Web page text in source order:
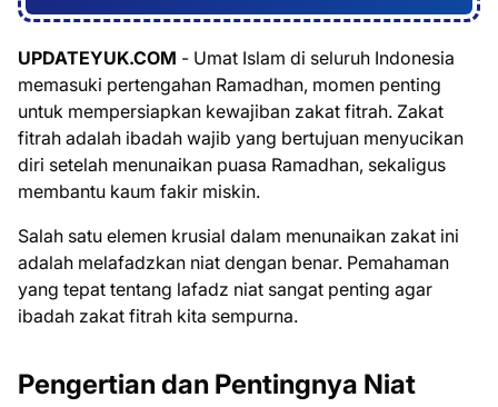
UPDATEYUK.COM - Umat Islam di seluruh Indonesia
memasuki pertengahan Ramadhan, momen penting
untuk mempersiapkan kewajiban zakat fitrah. Zakat
fitrah adalah ibadah wajib yang bertujuan menyucikan
diri setelah menunaikan puasa Ramadhan, sekaligus
membantu kaum fakir miskin.
Salah satu elemen krusial dalam menunaikan zakat ini
adalah melafadzkan niat dengan benar. Pemahaman
yang tepat tentang lafadz niat sangat penting agar
ibadah zakat fitrah kita sempurna.
Pengertian dan Pentingnya Niat